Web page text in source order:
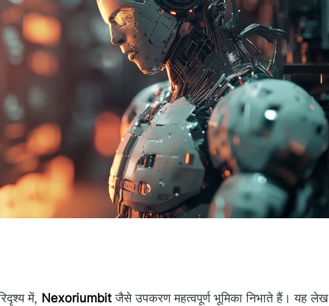
में, Nexoriumbitजैसे उपकरण महत्वपूर्ण भूमिका निभाते हैं। यह लेख